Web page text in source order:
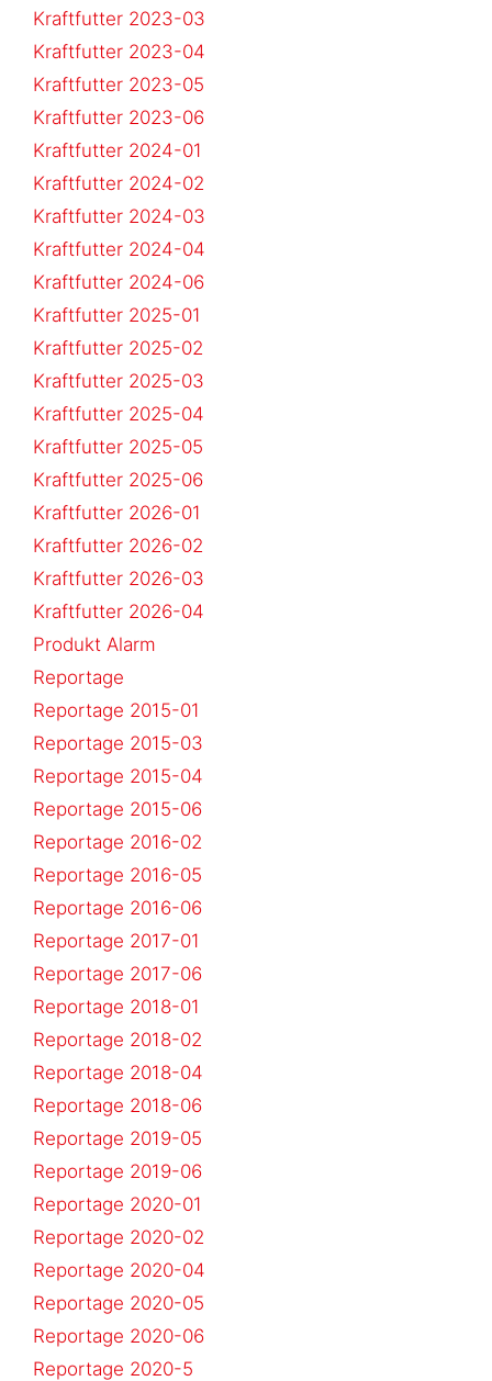
Kraftfutter 2023-03
Kraftfutter 2023-04
Kraftfutter 2023-05
Kraftfutter 2023-06
Kraftfutter 2024-01
Kraftfutter 2024-02
Kraftfutter 2024-03
Kraftfutter 2024-04
Kraftfutter 2024-06
Kraftfutter 2025-01
Kraftfutter 2025-02
Kraftfutter 2025-03
Kraftfutter 2025-04
Kraftfutter 2025-05
Kraftfutter 2025-06
Kraftfutter 2026-01
Kraftfutter 2026-02
Kraftfutter 2026-03
Kraftfutter 2026-04
Produkt Alarm
Reportage
Reportage 2015-01
Reportage 2015-03
Reportage 2015-04
Reportage 2015-06
Reportage 2016-02
Reportage 2016-05
Reportage 2016-06
Reportage 2017-01
Reportage 2017-06
Reportage 2018-01
Reportage 2018-02
Reportage 2018-04
Reportage 2018-06
Reportage 2019-05
Reportage 2019-06
Reportage 2020-01
Reportage 2020-02
Reportage 2020-04
Reportage 2020-05
Reportage 2020-06
Reportage 2020-5